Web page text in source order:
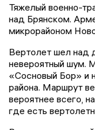
Тяжелый военно-
над Брянском.
микрорайоном
Вертолет шел над
невероятный шум.
«Сосновый Бор» и
района. Маршрут
вероятнее всего,
где есть